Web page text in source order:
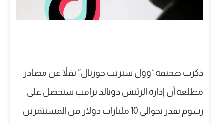
ذكرت صحيفة “وول ستريت جورنال” نقلاً عن مصادر
مطلعة أن إدارة الرئيس دونالد ترامب ستحصل على
رسوم تقدر بحوالي 10 مليارات دولار من المستثمرين